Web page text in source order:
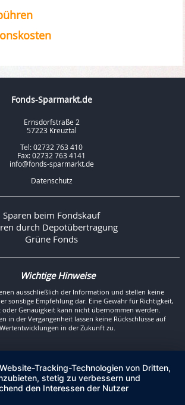
Fonds-Sparmarkt.de
Ernsdorfstraße 2
57223 Kreuztal
Tel: 02732 763 410
Fax: 02732 763 4141
info@fonds-sparmarkt.de
Datenschutz
Sparen beim Fondskauf
durch Depotübertragung
Grüne Fonds
Wichtige Hinweise
ausschließlich der Information und stellen keine
sonstige Empfehlung dar. Eine Gewähr für Richtigkeit,
Genauigkeit kann nicht übernommen werden.
in der Vergangenheit lassen keine Rückschlüsse auf
Wertentwicklungen in der Zukunft zu.
Tracking-Technologien von Dritten,
stetig zu verbessern und
den Interessen der Nutzer